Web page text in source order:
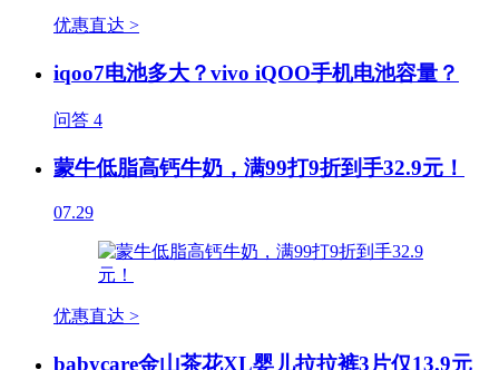
优惠直达 >
iqoo7电池多大？vivo iQOO手机电池容量？
问答 4
蒙牛低脂高钙牛奶，满99打9折到手32.9元！
07.29
优惠直达 >
babycare金山茶花XL婴儿拉拉裤3片仅13.9元